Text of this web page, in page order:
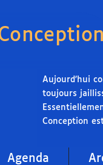
Aujourd’hui
toujours
Conception
Agenda